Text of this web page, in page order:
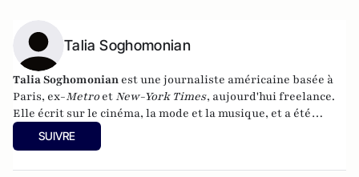
Talia Soghomonian
Talia Soghomonian est une journaliste américaine basée à
Paris, ex-Metroet New-York Times, aujourd'hui freelance.
Elle écrit sur le cinéma, la mode et la musique, et a été
publiée dans
Rolling Stone, InStyle, Marie Claire
SUIVRE